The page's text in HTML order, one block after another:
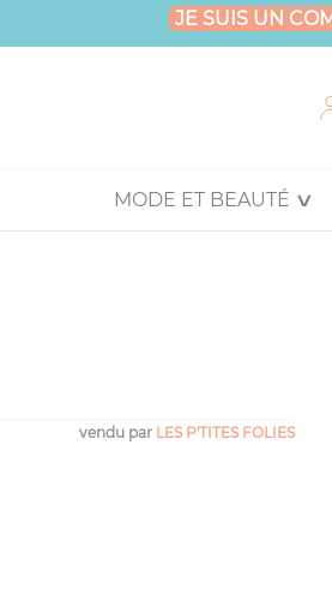
JE SUIS UN
MODE ET BEAUTÉ
vendu par LES P'TITES FOLIES